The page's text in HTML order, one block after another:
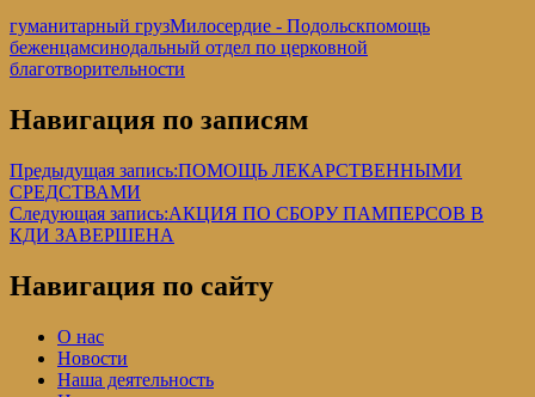
гуманитарный грузМилосердие - Подольскпомощь
беженцамсинодальный отдел по церковной
благотворительности
Навигация по записям
Предыдущая запись:ПОМОЩЬ ЛЕКАРСТВЕННЫМИ
СРЕДСТВАМИ
Следующая запись:АКЦИЯ ПО СБОРУ ПАМПЕРСОВ В
КДИ ЗАВЕРШЕНА
Навигация по сайту
О нас
Новости
Наша деятельность